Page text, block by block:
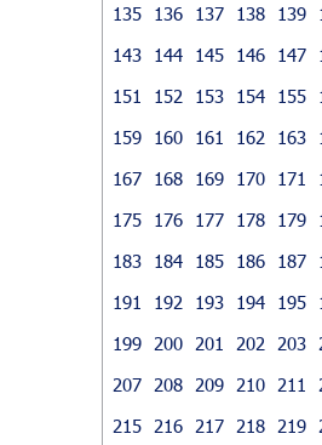
135
136 137 138 139
143
144 145 146 147
151
152 153 154 155
159
160 161 162 163
167
168 169 170 171
175
176 177 178 179
183
184 185 186 187
191
192 193 194 195
199
200 201 202 203
207
208 209 210 211
215
216 217 218 219